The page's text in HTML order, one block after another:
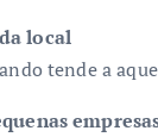
local
tende a